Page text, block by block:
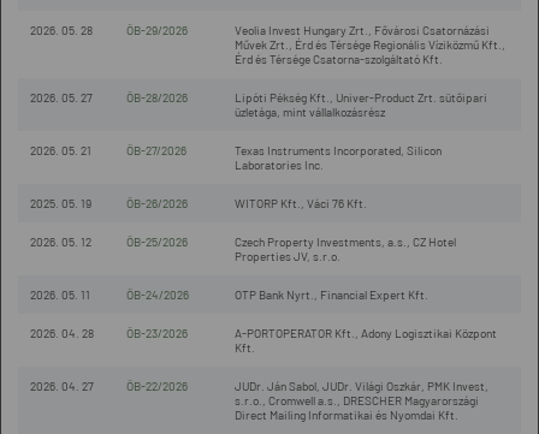
2026. 05. 28 ÖB-29/2026
Veolia Invest Hungary Zrt., Fővárosi Csatornázási
Művek Zrt., Érd és Térsége Regionális Víziközmű Kft.,
Érd és Térsége Csatorna-szolgáltató Kft.
2026. 05. 27 ÖB-28/2026
Lipóti Pékség Kft., Univer-Product Zrt. sütőipari
üzletága, mint vállalkozásrész
2026. 05. 21 ÖB-27/2026
Texas Instruments Incorporated, Silicon
Laboratories Inc.
2025. 05. 19 ÖB-26/2026 WITORP Kft., Váci 76 Kft.
2026. 05. 12 ÖB-25/2026
Czech Property Investments, a.s., CZ Hotel
Properties JV, s.r.o.
2026. 05. 11 ÖB-24/2026 OTP Bank Nyrt., Financial Expert Kft.
2026. 04. 28 ÖB-23/2026
A-PORTOPERATOR Kft., Adony Logisztikai Központ
Kft.
2026. 04. 27 ÖB-22/2026
JUDr. Ján Sabol, JUDr. Világi Oszkár, PMK Invest,
s.r.o., Cromwell a.s., DRESCHER Magyarországi
Direct Mailing Informatikai és Nyomdai Kft.